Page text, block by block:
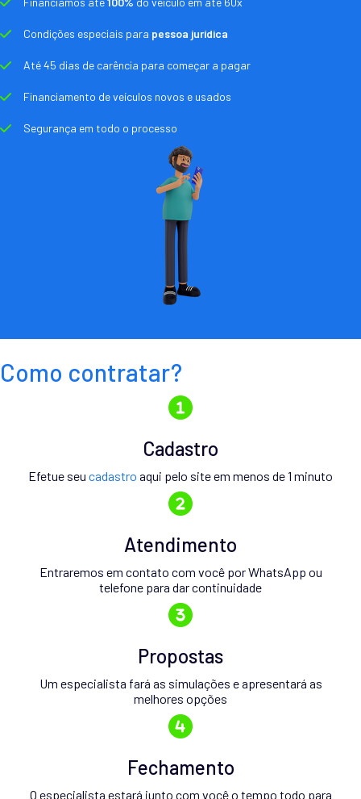
Condições especiais para pessoa jurídica
Até 45 dias de carência para começar a pagar
Financiamento de veículos novos e usados
Segurança em todo o processo
Como contratar?
Cadastro
Efetue seu cadastro aqui pelo site em menos de 1 minuto
Atendimento
Entraremos em contato com você por WhatsApp ou
telefone para dar continuidade
Propostas
Um especialista fará as simulações e apresentará as
melhores opções
Fechamento
O especialista estará junto com você o tempo todo para